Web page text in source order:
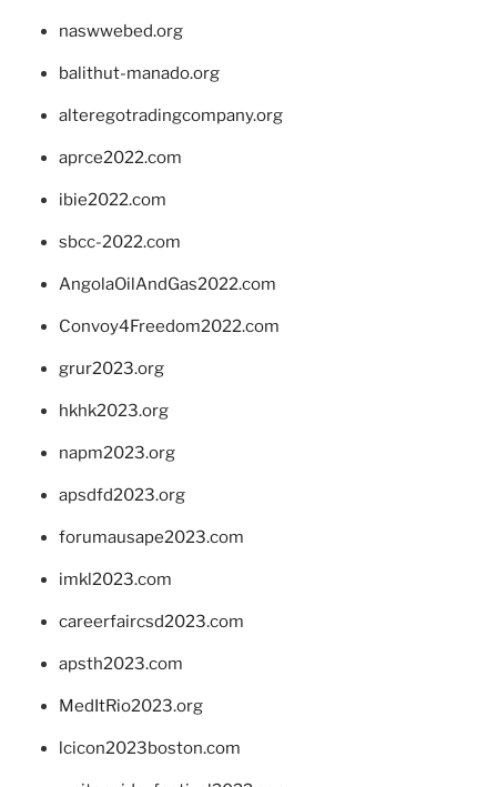
naswwebed.org
balithut-manado.org
alteregotradingcompany.org
aprce2022.com
ibie2022.com
sbcc-2022.com
AngolaOilAndGas2022.com
Convoy4Freedom2022.com
grur2023.org
hkhk2023.org
napm2023.org
apsdfd2023.org
forumausape2023.com
imkl2023.com
careerfaircsd2023.com
apsth2023.com
MedItRio2023.org
lcicon2023boston.com